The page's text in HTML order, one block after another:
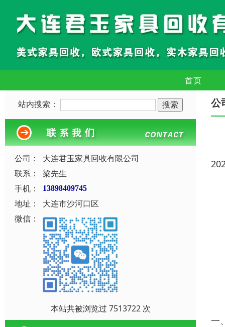
首页
站内搜索：
公司：
大连君玉家具回收有限公司
联系：
梁先生
手机：
13898409745
地址：
大连市沙河口区
微信：
本站共被浏览过 7513722 次
公
一